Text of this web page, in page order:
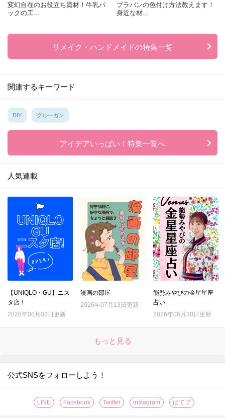
変幻自在のお役立ち資材！牛乳パ
ックの工...
プラバンの色付け方法教えます！
身近な材...
リメイク・ハンドメイドの特集一覧
関連するキーワード
DIY グルーガン
アイデアいっぱい！特集一覧へ
人気連載
【UNIQLO・GU】ニス
タ店！
2026年08月03日更新
漫画の部屋
2026年07月13日更新
能勢みやびの金星星座
占い
2026年06月30日更新
もっと見る
公式SNSをフォローしよう！
LINE Facebook Twitter instagram はてブ